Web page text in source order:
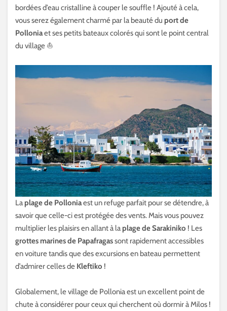
bordées d’eau cristalline à couper le souffle ! Ajouté à cela,
vous serez également charmé par la beauté du port de
Polloniaet ses petits bateaux colorés qui sont le point central
du village ⛵️
La plage de Polloniaest un refuge parfait pour se détendre, à
savoir que celle-ci est protégée des vents. Mais vous pouvez
multiplier les plaisirs en allant à la plage de Sarakiniko ! Les
grottes marines de Papafragassont rapidement accessibles
en voiture tandis que des excursions en bateau permettent
d’admirer celles de Kleftiko !
Globalement, le village de Pollonia est un excellent point de
chute à considérer pour ceux qui cherchent où dormir à Milos !